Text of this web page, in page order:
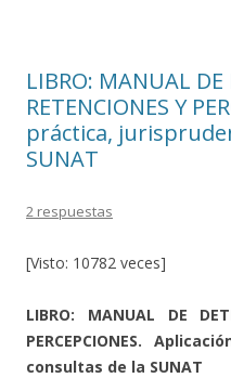
LIBRO: MANUAL DE
RETENCIONES Y
práctica,
SUNAT
2 respuestas
[Visto: 10782 veces]
LIBRO: MANUAL DE
PERCEPCIONES.
consultas de la SUNAT